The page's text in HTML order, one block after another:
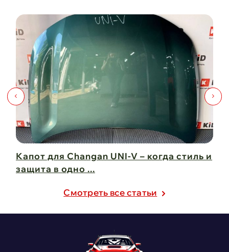
Капот для Changan UNI-V – когда стиль и
защита в одно ...
Cмотреть все статьи